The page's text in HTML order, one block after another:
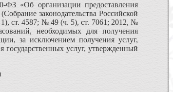
«Об организации предоставления
законодательства Российской
ст. 4587; № 49 (ч. 5), ст. 7061; 2012, №
необходимых для получения
за исключением получения услуг,
государственных услуг, утвержденный